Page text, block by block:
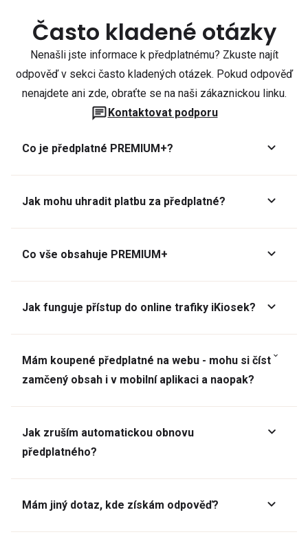
Často kladené otázky
Nenašli jste informace k předplatnému? Zkuste najít
odpověď v sekci často kladených otázek. Pokud odpověď
nenajdete ani zde, obraťte se na naši zákaznickou linku.
Kontaktovat podporu
Co je předplatné PREMIUM+?
Jak mohu uhradit platbu za předplatné?
Co vše obsahuje PREMIUM+
Jak funguje přístup do online trafiky iKiosek?
Mám koupené předplatné na webu - mohu si číst
zamčený obsah i v mobilní aplikaci a naopak?
Jak zruším automatickou obnovu
předplatného?
Mám jiný dotaz, kde získám odpověď?